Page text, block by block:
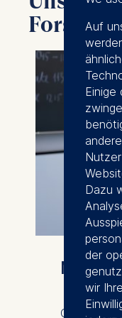
Meet
Our
Auf
Einige
Dazu
der
wir